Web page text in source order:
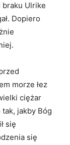
braku Ulrike
Dopiero
morze łez
ciężar
tak, jakby Bóg
się
się